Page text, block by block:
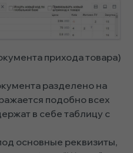
прихода товара)
разделено на
подобно всех
в себе таблицу с
основные реквизиты,